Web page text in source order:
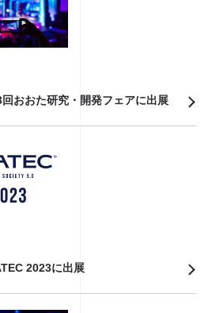
おおた研究・開発フェアに出展
2023に出展